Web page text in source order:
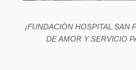
¡FUNDACIÓN HOSPITAL SAN
DE AMOR Y SERVICIO